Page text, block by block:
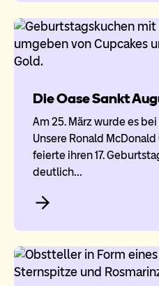
Die Oase Sankt
Am 25. März wurde es
Unsere Ronald
feierte ihren 17.
deutlich…